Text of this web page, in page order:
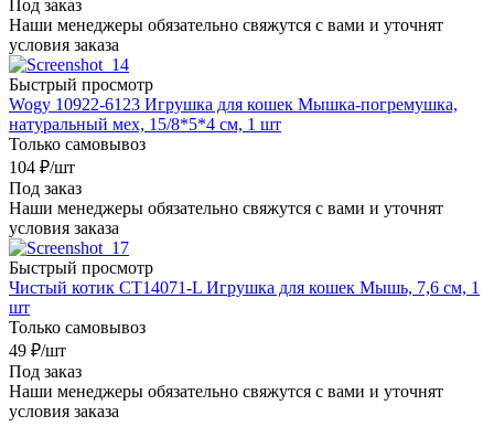
Под заказ
Наши менеджеры обязательно свяжутся с вами и уточнят
условия заказа
Быстрый просмотр
Wogy 10922-6123 Игрушка для кошек Мышка-погремушка,
натуральный мех, 15/8*5*4 см, 1 шт
Только самовывоз
104 ₽/шт
Под заказ
Наши менеджеры обязательно свяжутся с вами и уточнят
условия заказа
Быстрый просмотр
Чистый котик CT14071-L Игрушка для кошек Мышь, 7,6 см, 1
шт
Только самовывоз
49 ₽/шт
Под заказ
Наши менеджеры обязательно свяжутся с вами и уточнят
условия заказа